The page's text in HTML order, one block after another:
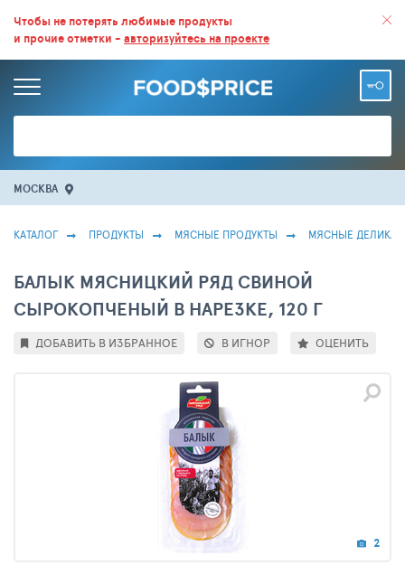
ВСЕ СКИДКИ И ВЫГОДНЫЕ ЦЕНЫ НА ПРОДУКТЫ В МАГАЗИНАХ.
БОЛЬШЕ 100 000 ТОВАРОВ. ЕЖЕДНЕВНОЕ ОБНОВЛЕНИЕ ЦЕН.
Чтобы не потерять любимые продукты
и прочие отметки - авторизуйтесь на проекте
МОСКВА
КАТАЛОГ ПРОДУКТЫ МЯСНЫЕ ПРОДУКТЫ МЯСНЫЕ
БАЛЫК МЯСНИЦКИЙ РЯД СВИНОЙ
СЫРОКОПЧЕНЫЙ В НАРЕЗКЕ, 120 Г
2
ДОБАВИТЬ В ИЗБРАННОЕ В ИГНОР ОЦЕНИТЬ